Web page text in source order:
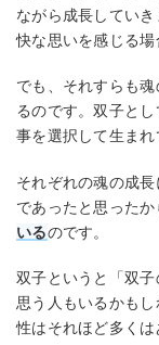
ながら成長してい
快な思いを感じる場
でも、それすらも
るのです。双子と
事を選択して生まれ
それぞれの魂の成
であったと思ったか
いるのです。
双子というと「双
思う人もいるかも
性はそれほど多くは